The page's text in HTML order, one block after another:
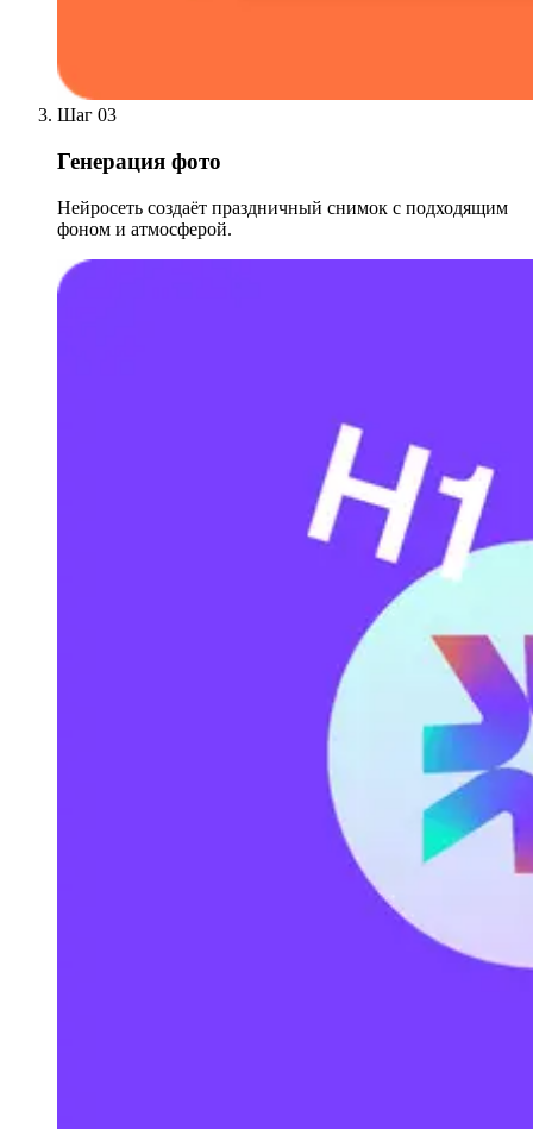
Шаг 03
Генерация фото
Нейросеть создаёт праздничный снимок с подходящим
фоном и атмосферой.